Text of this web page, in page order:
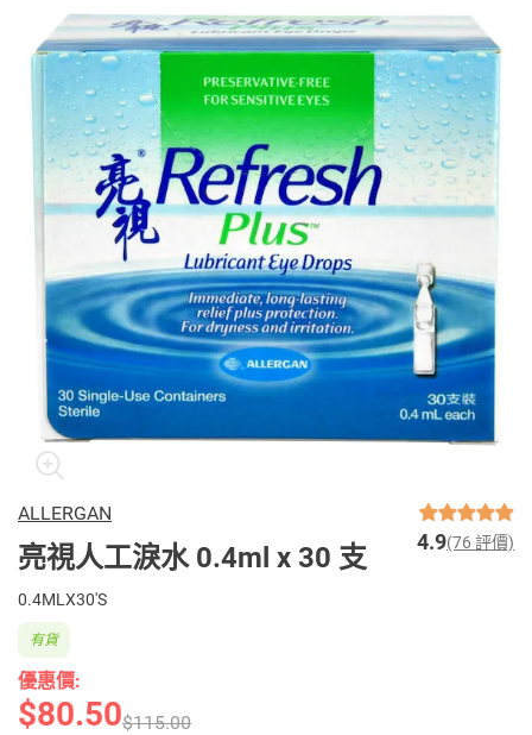
ALLERGAN
亮視人工淚水 0.4ml x 30 支 4.9(76 評價)
0.4MLX30'S
優惠價:
$80.50$115.00
有貨